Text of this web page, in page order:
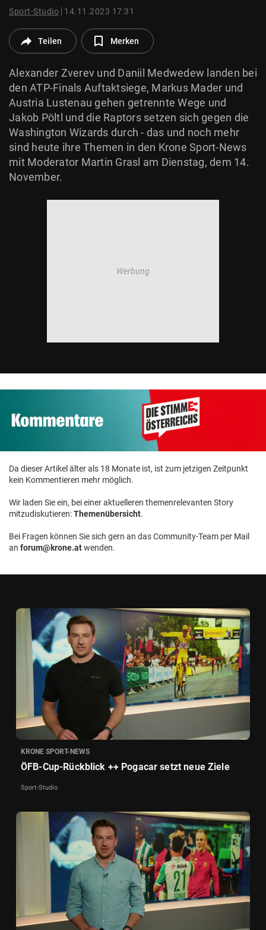
© Krone Multimedia GmbH & Co KG 2026
Sport-Studio 14.11.2023 17:31
Teilen Merken
Alexander Zverev und Daniil Medwedew landen bei
den ATP-Finals Auftaktsiege, Markus Mader und
Austria Lustenau gehen getrennte Wege und
Jakob Pöltl und die Raptors setzen sich gegen die
Washington Wizards durch - das und noch mehr
sind heute ihre Themen in den Krone Sport-News
mit Moderator Martin Grasl am Dienstag, dem 14.
November.
Da dieser Artikel älter als 18 Monate ist, ist zum jetzigen Zeitpunkt
kein Kommentieren mehr möglich.
Wir laden Sie ein, bei einer aktuelleren themenrelevanten Story
mitzudiskutieren:Themenübersicht.
Bei Fragen können Sie sich gern an das Community-Team per Mail
an forum@krone.atwenden.
KRONE SPORT-NEWS
ÖFB-Cup-Rückblick ++ Pogacar setzt neue Ziele
Sport-Studio